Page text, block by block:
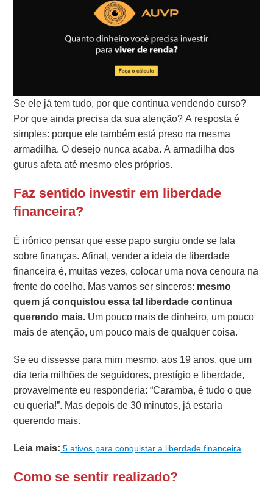
Se ele já tem tudo, por que continua vendendo curso?
Por que ainda precisa da sua atenção? A resposta é
simples: porque ele também está preso na mesma
armadilha. O desejo nunca acaba. A armadilha dos
gurus afeta até mesmo eles próprios.
Faz sentido investir em liberdade
financeira?
É irônico pensar que esse papo surgiu onde se fala
sobre finanças. Afinal, vender a ideia de liberdade
financeira é, muitas vezes, colocar uma nova cenoura na
frente do coelho. Mas vamos ser sinceros: mesmo
quem já conquistou essa tal liberdade continua
querendo mais. Um pouco mais de dinheiro, um pouco
mais de atenção, um pouco mais de qualquer coisa.
Se eu dissesse para mim mesmo, aos 19 anos, que um
dia teria milhões de seguidores, prestígio e liberdade,
provavelmente eu responderia: “Caramba, é tudo o que
eu queria!”. Mas depois de 30 minutos, já estaria
querendo mais.
Leia mais: 5 ativos para conquistar a liberdade financeira
Como se sentir realizado?